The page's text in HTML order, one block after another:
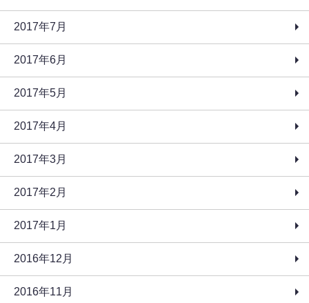
2017年7月
2017年6月
2017年5月
2017年4月
2017年3月
2017年2月
2017年1月
2016年12月
2016年11月